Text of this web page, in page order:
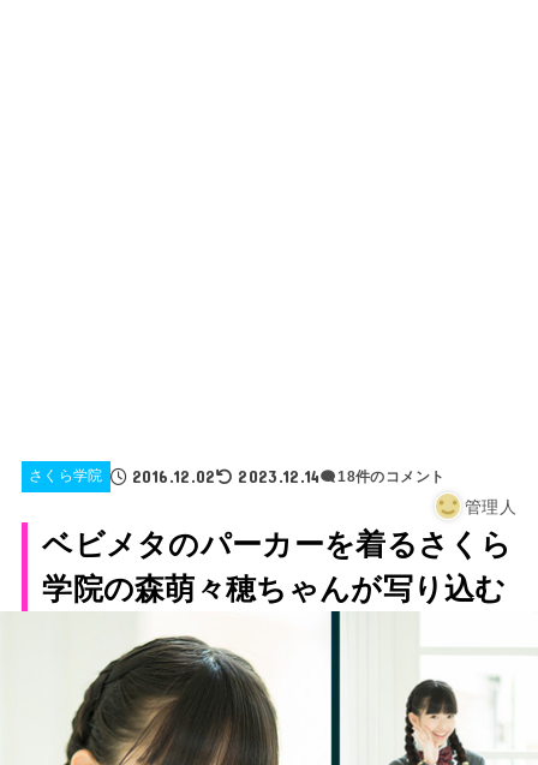
さくら学院 2016.12.02 2023.12.14 18件のコメント
管理人
ベビメタのパーカーを着るさくら
学院の森萌々穂ちゃんが写り込む